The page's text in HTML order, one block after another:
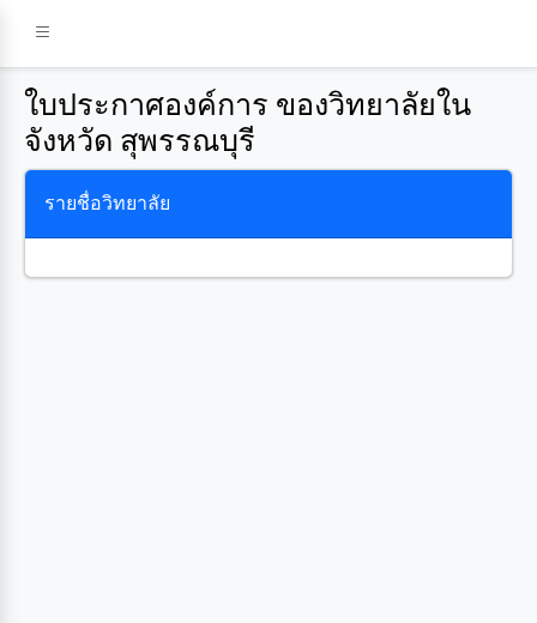
ใบประกาศองค์การ ของวิทยาลัยใน
จังหวัด สุพรรณบุรี
รายชื่อวิทยาลัย